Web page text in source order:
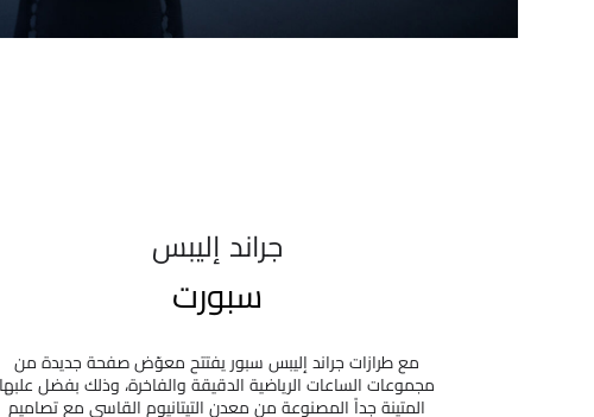
جراند إليبس
سبورت
مع طرازات جراند إليبس سبور يفتتح معوّض صفحة جديدة من
مجموعات الساعات الرياضية الدقيقة والفاخرة، وذلك بفضل علبها
المتينة جداً المصنوعة من معدن التيتانيوم القاسي مع تصاميم